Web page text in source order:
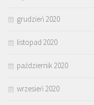
grudzień 2020
listopad 2020
październik 2020
wrzesień 2020